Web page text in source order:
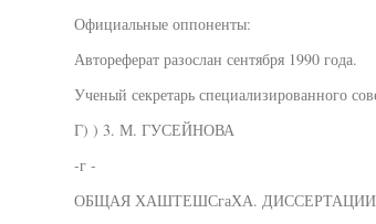
Официальные оппоненты:
Автореферат разослан сентября 1990 года.
Ученый секретарь специализированного
Г) ) 3. М. ГУСЕЙНОВА
-г -
ОБЩАЯ ХАШТЕШСгаХА. ДИССЕРТАЦИИ